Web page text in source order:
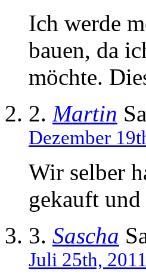
Ich werde
bauen, da
möchte.
2. Martin
Dezember
Wir selber
gekauft
3. Sascha
Juli 25th,